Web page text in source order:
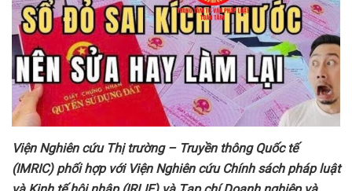
Viện Nghiên cứu Thị trường – Truyền thông Quốc tế
(IMRIC) phối hợp với Viện Nghiên cứu Chính sách pháp luật